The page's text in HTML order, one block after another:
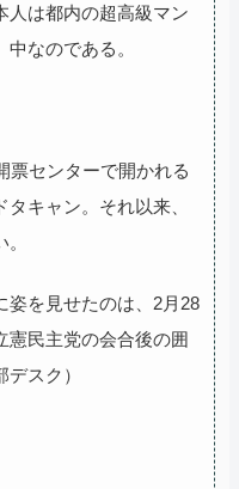
人は都内の超高級マン
なのである。
票センターで開かれる
キャン。それ以来、
姿を見せたのは、2月28
憲民主党の会合後の囲
スク）